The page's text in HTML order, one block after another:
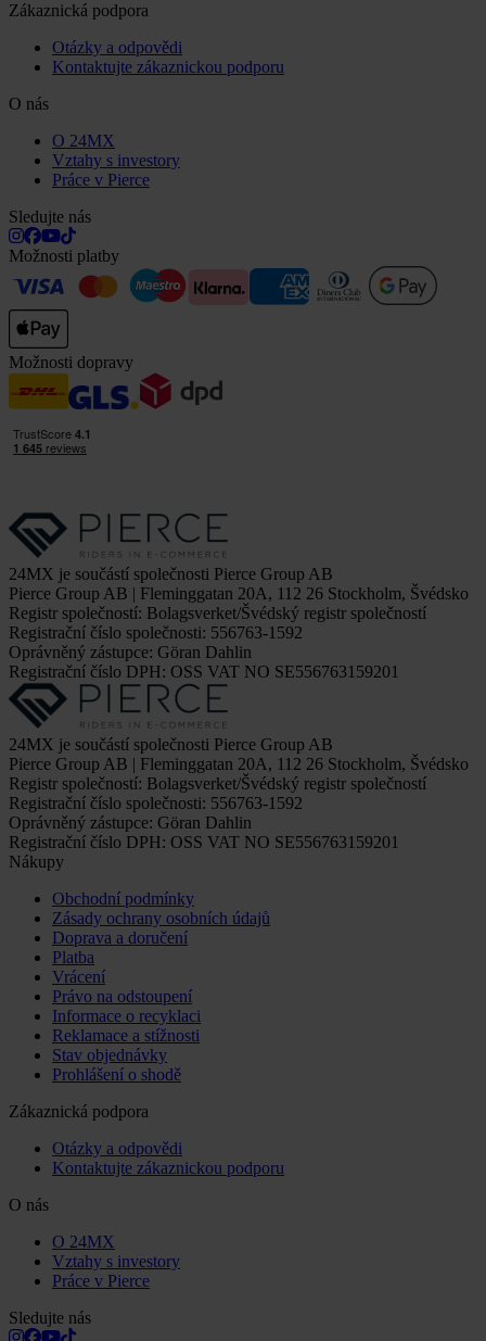
Zákaznická podpora
Otázky a odpovědi
Kontaktujte zákaznickou podporu
O nás
O 24MX
Vztahy s investory
Práce v Pierce
Sledujte nás
Možnosti platby
Možnosti dopravy
24MX je součástí společnosti Pierce Group AB
Pierce Group AB | Fleminggatan 20A, 112 26 Stockholm, Švédsko
Registr společností: Bolagsverket/Švédský registr společností
Registrační číslo společnosti: 556763-1592
Oprávněný zástupce: Göran Dahlin
Registrační číslo DPH: OSS VAT NO SE556763159201
24MX je součástí společnosti Pierce Group AB
Pierce Group AB | Fleminggatan 20A, 112 26 Stockholm, Švédsko
Registr společností: Bolagsverket/Švédský registr společností
Registrační číslo společnosti: 556763-1592
Oprávněný zástupce: Göran Dahlin
Registrační číslo DPH: OSS VAT NO SE556763159201
Nákupy
Obchodní podmínky
Zásady ochrany osobních údajů
Doprava a doručení
Platba
Vrácení
Právo na odstoupení
Informace o recyklaci
Reklamace a stížnosti
Stav objednávky
Prohlášení o shodě
Zákaznická podpora
Otázky a odpovědi
Kontaktujte zákaznickou podporu
O nás
O 24MX
Vztahy s investory
Práce v Pierce
Sledujte nás